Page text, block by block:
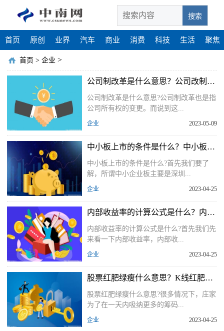
搜索
首页 原创 业界 汽车 商业 消费 科技 生活 聚焦
首页 > 企业 >
公司制改革是什么意思？公司改制意味着什么？
公司制改革是什么意思?公司制改革也是指
公司所有权的变更。而说到这...
企业 2023-05-09
中小板上市的条件是什么？中小板首日上市日最大涨幅是多少？
中小板上市的条件是什么?首先我们要了
解，所谓中小企业板主要是深圳...
企业 2023-04-25
内部收益率的计算公式是什么？内部收益率如何计算？
内部收益率的计算公式是什么?首先我们先
来看一下内部收益率，内部收...
企业 2023-04-25
股票红肥绿瘦什么意思？K线红肥绿瘦的含义
股票红肥绿瘦什么意思?很多情况下，庄家
为了在一天内吸纳更多的筹码...
企业 2023-04-25